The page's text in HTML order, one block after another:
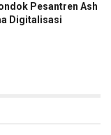
Pesantren Ash
Digitalisasi